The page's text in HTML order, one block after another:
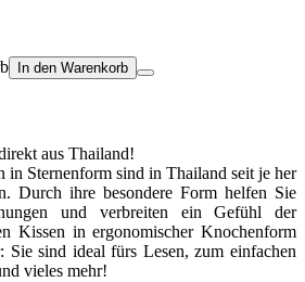
In den Warenkorb
aus Thailand!
in Sternenform sind in Thailand seit je her
Durch ihre besondere Form helfen Sie
und verbreiten ein Gefühl der
Kissen in ergonomischer Knochenform
Sie sind ideal fürs Lesen, zum einfachen
vieles mehr!